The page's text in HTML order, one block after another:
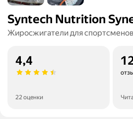
Syntech Nutrition
Жиросжигатели для спортсменов
4,4
22 оценки